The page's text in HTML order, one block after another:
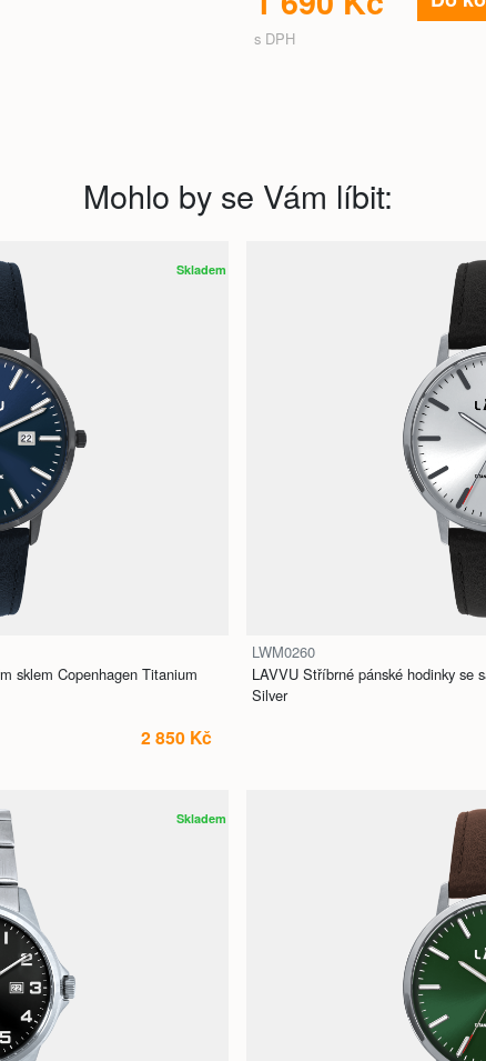
s DPH
Mohlo by se Vám líbit:
Skladem
sklem Copenhagen Titanium
2 850 Kč
LWM0260
LAVVU Stříbrné pánské hodinky se
Silver
Skladem